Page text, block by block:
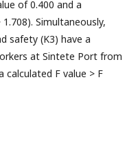
of 0.400 and a
Simultaneously,
safety (K3) have a
at Sintete Port from
calculated F value > F